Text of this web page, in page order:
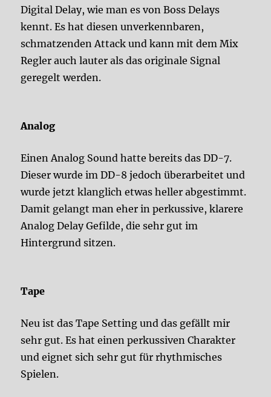
Digital Delay, wie man es von Boss Delays
kennt. Es hat diesen unverkennbaren,
schmatzenden Attack und kann mit dem Mix
Regler auch lauter als das originale Signal
geregelt werden.
Analog
Einen Analog Sound hatte bereits das DD-7.
Dieser wurde im DD-8 jedoch überarbeitet und
wurde jetzt klanglich etwas heller abgestimmt.
Damit gelangt man eher in perkussive, klarere
Analog Delay Gefilde, die sehr gut im
Hintergrund sitzen.
Tape
Neu ist das Tape Setting und das gefällt mir
sehr gut. Es hat einen perkussiven Charakter
und eignet sich sehr gut für rhythmisches
Spielen.